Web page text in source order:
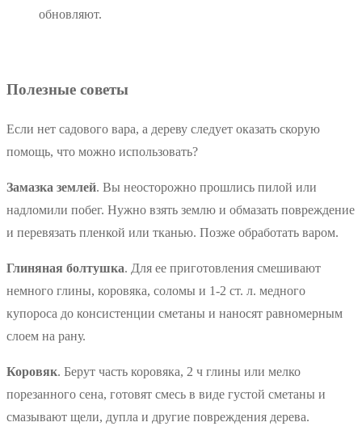
обновляют.
Полезные советы
Если нет садового вара, а дереву следует оказать скорую
помощь, что можно использовать?
Замазка землей. Вы неосторожно прошлись пилой или
надломили побег. Нужно взять землю и обмазать повреждение
и перевязать пленкой или тканью. Позже обработать варом.
Глиняная болтушка. Для ее приготовления смешивают
немного глины, коровяка, соломы и 1-2 ст. л. медного
купороса до консистенции сметаны и наносят равномерным
слоем на рану.
Коровяк. Берут часть коровяка, 2 ч глины или мелко
порезанного сена, готовят смесь в виде густой сметаны и
смазывают щели, дупла и другие повреждения дерева.